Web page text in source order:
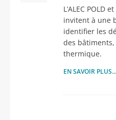
L’ALEC POLD
invitent à une
identifier les
des bâtiments,
thermique.
EN SAVOIR PLUS...